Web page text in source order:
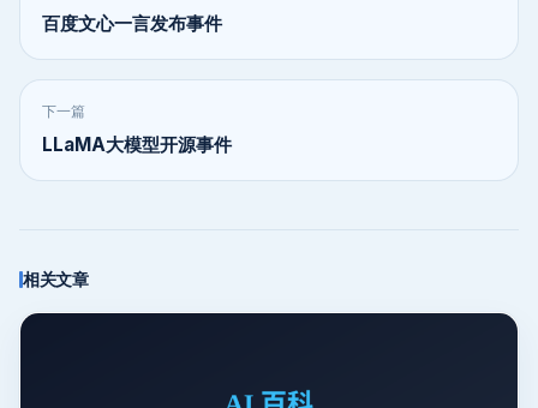
百度文心一言发布事件
下一篇
LLaMA大模型开源事件
相关文章